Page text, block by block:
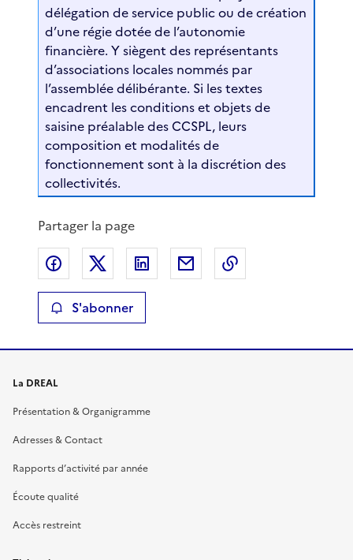
délégation de service public ou de création
d’une régie dotée de l’autonomie
financière. Y siègent des représentants
d’associations locales nommés par
l’assemblée délibérante. Si les textes
encadrent les conditions et objets de
saisine préalable des CCSPL, leurs
composition et modalités de
fonctionnement sont à la discrétion des
collectivités.
Partager la page
Partager sur Facebook
Partager sur XPartager sur LinkedIn
Partager par email
S'abonner
La DREAL
Présentation & Organigramme
Adresses & Contact
Rapports d’activité par année
Écoute qualité
Accès restreint